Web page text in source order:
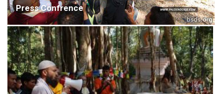
Press Confrence